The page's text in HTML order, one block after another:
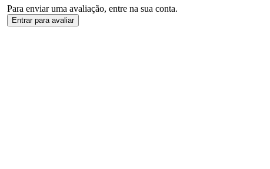
Para enviar uma avaliação, entre na sua conta.
Entrar para avaliar